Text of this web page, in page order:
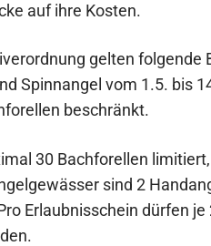
auf ihre Kosten.
gelten folgende
Spinnangel vom 1.5. bis
beschränkt.
30 Bachforellen
sind 2
Erlaubnisschein dürfen